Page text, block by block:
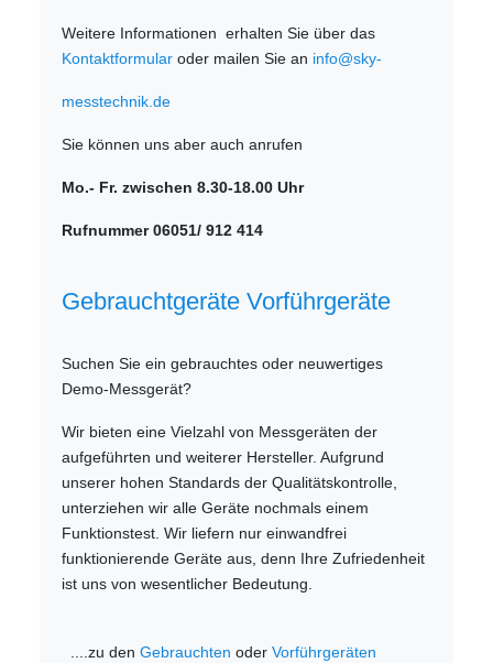
Weitere Informationen erhalten Sie über das
Kontaktformular oder mailen Sie an info@sky-
messtechnik.de
Sie können uns aber auch anrufen
Mo.- Fr. zwischen 8.30-18.00 Uhr
Rufnummer 06051/ 912 414
Gebrauchtgeräte Vorführgeräte
Suchen Sie ein gebrauchtes oder neuwertiges
Demo-Messgerät?
Wir bieten eine Vielzahl von Messgeräten der
aufgeführten und weiterer Hersteller. Aufgrund
unserer hohen Standards der Qualitätskontrolle,
unterziehen wir alle Geräte nochmals einem
Funktionstest. Wir liefern nur einwandfrei
funktionierende Geräte aus, denn Ihre Zufriedenheit
ist uns von wesentlicher Bedeutung.
....zu denGebrauchten oderVorführgeräten